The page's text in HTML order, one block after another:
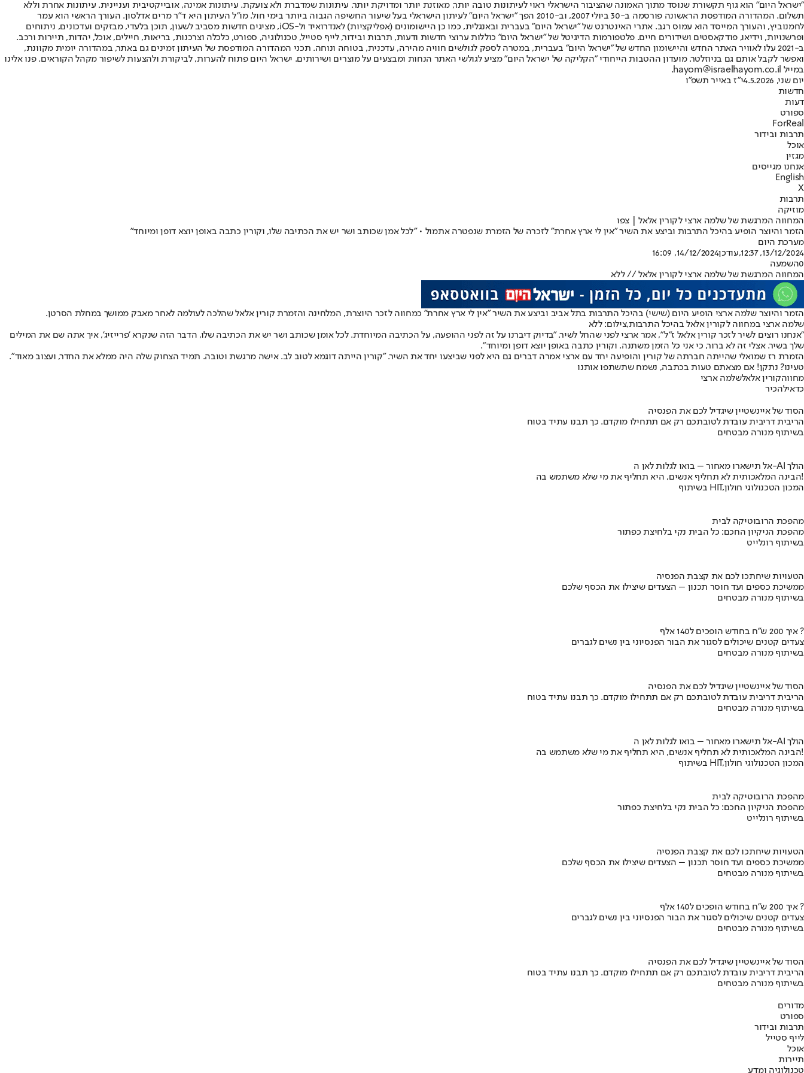
"ישראל היום" הוא גוף תקשורת שנוסד מתוך האמונה שהציבור הישראלי ראוי לעיתונות טובה יותר, מאוזנת יותר ומדויקת יותר. עיתונות שמדברת ולא צועקת. עיתונות אמינה, אובייקטיבית ועניינית. עיתונות אחרת וללא
תשלום. המהדורה המודפסת הראשונה פורסמה ב-30 ביולי 2007, וב-2010 הפך "ישראל היום" לעיתון הישראלי בעל שיעור החשיפה הגבוה ביותר בימי חול. מו"ל העיתון היא ד"ר מרים אדלסון. העורך הראשי הוא עמר
לחמנוביץ, והעורך המייסד הוא עמוס רגב. אתרי האינטרנט של "ישראל היום" בעברית ובאנגלית, כמו כן היישומונים (אפליקציות) לאנדרואיד ול-iOS, מציגים חדשות מסביב לשעון, תוכן בלעדי, מבזקים ועדכונים, ניתוחים
ופרשנויות, וידיאו, פודקאסטים ושידורים חיים. פלטפורמות הדיגיטל של "ישראל היום" כוללות ערוצי חדשות ודעות, תרבות ובידור, לייף סטייל, טכנולוגיה, ספורט, כלכלה וצרכנות, בריאות, חיילים, אוכל, יהדות, תיירות ורכב.
ב-2021 עלו לאוויר האתר החדש והיישומון החדש של "ישראל היום" בעברית, במטרה לספק לגולשים חוויה מהירה, עדכנית, בטוחה ונוחה. תכני המהדורה המודפסת של העיתון זמינים גם באתר, במהדורה יומית מקוונת,
ואפשר לקבל אותם גם בניוזלטר. מועדון ההטבות הייחודי "הקליקה של ישראל היום" מציע לגולשי האתר הנחות ומבצעים על מוצרים ושירותים. ישראל היום פתוח להערות, לביקורת ולהצעות לשיפור מקהל הקוראים. פנו אלינו
במייל hayom@israelhayom.co.il.
יום שני, 4.5.2026
י"ז באייר תשפ"ו
חדשות
דעות
ספורט
ForReal
תרבות ובידור
אוכל
מגזין
אנחנו מגייסים
English
X
תרבות
מוזיקה
המחווה המרגשת של שלמה ארצי לקורין אלאל | צפו
הזמר והיוצר הופיע בהיכל התרבות וביצע את השיר "אין לי ארץ אחרת" לזכרה של הזמרת שנפטרה אתמול • "לכל אמן שכותב ושר יש את הכתיבה שלו, וקורין כתבה באופן יוצא דופן ומיוחד"
מערכת היום
13/12/2024, 12:37
,עודכן14/12/2024, 16:09
0השמעה
המחווה המרגשת של שלמה ארצי לקורין אלאל // ללא
הזמר והיוצר שלמה ארצי הופיע היום (שישי) בהיכל התרבות בתל אביב וביצע את השיר "אין לי ארץ אחרת" כמחווה לזכר היוצרת, המלחינה והזמרת קורין אלאל שהלכה לעולמה לאחר מאבק ממושך במחלת הסרטן.
שלמה ארצי במחווה לקורין אלאל בהיכל התרבות,צילום: ללא
"אנחנו רוצים לשיר לזכר קורין אלאל ז"ל", אמר ארצי לפני שהחל לשיר. "בדיוק דיברנו על זה לפני ההופעה, על הכתיבה המיוחדת. לכל אומן שכותב ושר יש את הכתיבה שלו, הדבר הזה שנקרא 'פרייזיג', איך אתה שם את המילים
שלך בשיר. אצלי זה לא ברור, כי אני כל הזמן משתנה. וקורין כתבה באופן יוצא דופן ומיוחד".
הזמרת רז שמואלי שהייתה חברתה של קורין והופיעה יחד עם ארצי אמרה דברים גם היא לפני שביצעו יחד את השיר. "קורין הייתה דוגמא לטוב לב. אישה מרגשת וטובה. תמיד הצחוק שלה היה ממלא את החדר, ועצוב מאוד".
טעינו? נתקן! אם מצאתם טעות בכתבה, נשמח שתשתפו אותנו
מחווהקורין אלאלשלמה ארצי
כדאילהכיר
הסוד של איינשטיין שיגדיל לכם את הפנסיה
הריבית דריבית עובדת לטובתכם רק אם תתחילו מוקדם. כך תבנו עתיד בטוח
בשיתוף מנורה מבטחים
אל תישארו מאחור – בואו לגלות לאן ה-AI הולך
הבינה המלאכותית לא תחליף אנשים, היא תחליף את מי שלא משתמש בה!
בשיתוף HIT,המכון הטכנולוגי חולון
מהפכת הרובוטיקה לבית
מהפכת הניקיון החכם: כל הבית נקי בלחיצת כפתור
בשיתוף רונלייט
הטעויות שיחתכו לכם את קצבת הפנסיה
ממשיכת כספים ועד חוסר תכנון – הצעדים שיצילו את הכסף שלכם
בשיתוף מנורה מבטחים
איך 200 ש"ח בחודש הופכים ל140 אלף ?
צעדים קטנים שיכולים לסגור את הבור הפנסיוני בין נשים לגברים
בשיתוף מנורה מבטחים
הסוד של איינשטיין שיגדיל לכם את הפנסיה
הריבית דריבית עובדת לטובתכם רק אם תתחילו מוקדם. כך תבנו עתיד בטוח
בשיתוף מנורה מבטחים
אל תישארו מאחור – בואו לגלות לאן ה-AI הולך
הבינה המלאכותית לא תחליף אנשים, היא תחליף את מי שלא משתמש בה!
בשיתוף HIT,המכון הטכנולוגי חולון
מהפכת הרובוטיקה לבית
מהפכת הניקיון החכם: כל הבית נקי בלחיצת כפתור
בשיתוף רונלייט
הטעויות שיחתכו לכם את קצבת הפנסיה
ממשיכת כספים ועד חוסר תכנון – הצעדים שיצילו את הכסף שלכם
בשיתוף מנורה מבטחים
איך 200 ש"ח בחודש הופכים ל140 אלף ?
צעדים קטנים שיכולים לסגור את הבור הפנסיוני בין נשים לגברים
בשיתוף מנורה מבטחים
הסוד של איינשטיין שיגדיל לכם את הפנסיה
הריבית דריבית עובדת לטובתכם רק אם תתחילו מוקדם. כך תבנו עתיד בטוח
בשיתוף מנורה מבטחים
מדורים
ספורט
תרבות ובידור
לייף סטייל
אוכל
תיירות
טכנולוגיה ומדע